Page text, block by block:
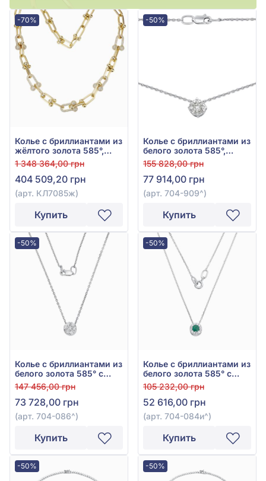
-70%
Колье с бриллиантами из
жёлтого золота 585°,
Бриллиант 5,4ct, арт.
КЛ7085ж
1 348 364,00 грн
404 509,20 грн
(арт. КЛ7085ж)
Купить
-50%
Колье с бриллиантами из
белого золота 585°,
бриллиант 0,35ct, арт.
704-909
155 828,00 грн
77 914,00 грн
(арт. 704-909^)
Купить
-50%
Колье с бриллиантами из
белого золота 585° с
бриллиантом 0,34ct, арт.
704-086
147 456,00 грн
73 728,00 грн
(арт. 704-086^)
Купить
-50%
Колье с бриллиантами из
белого золота 585° с
зелёным изумрудом
0,23ct и бриллиантом
0,13ct, арт. 704-084и
105 232,00 грн
52 616,00 грн
(арт. 704-084и^)
Купить
-50% -50%